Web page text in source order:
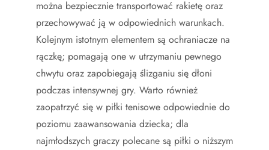
można bezpiecznie transportować rakietę oraz
przechowywać ją w odpowiednich warunkach.
Kolejnym istotnym elementem są ochraniacze na
rączkę; pomagają one w utrzymaniu pewnego
chwytu oraz zapobiegają ślizganiu się dłoni
podczas intensywnej gry. Warto również
zaopatrzyć się w piłki tenisowe odpowiednie do
poziomu zaawansowania dziecka; dla
najmłodszych graczy polecane są piłki o niższym